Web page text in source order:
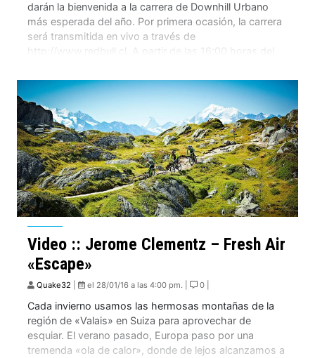
darán la bienvenida a la carrera de Downhill Urbano
más esperada del año. Por primera ocasión, la carrera
será transmitida en vivo a través de
http://www.redbull.cl. A partir de las 16:00 horas del
bienvenida a […]
Video :: Jerome Clementz – Fresh Air
«Escape»
Quake32 el 28/01/16 a las 4:00 pm. | 0 |
Cada invierno usamos las hermosas montañas de la
región de «Valais» en Suiza para aprovechar de
esquiar. El verano pasado, Europa paso por una
tremenda «ola de calor», donde de lejos alcanzamos a